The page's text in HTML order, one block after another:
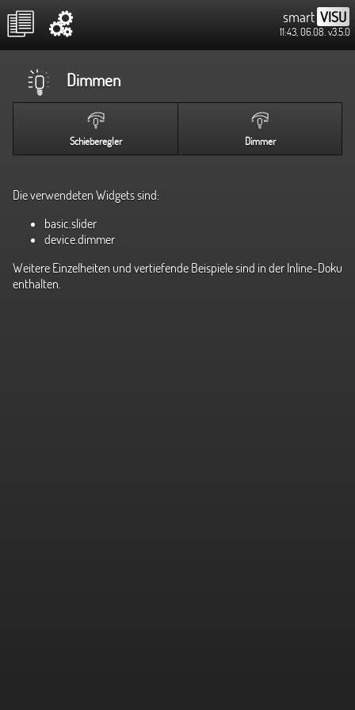
smart VISU
11:43, 06.08. v3.5.0
Dimmen
Schieberegler Dimmer
Die verwendeten Widgets sind:
basic.slider
device.dimmer
Weitere Einzelheiten und vertiefende Beispiele sind in der Inline-Doku
enthalten.